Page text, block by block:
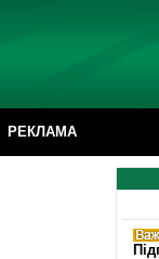
РЕКЛАМА